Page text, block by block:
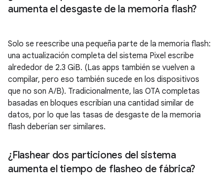
aumenta el desgaste de la memoria flash?
Solo se reescribe una pequeña parte de la memoria flash:
una actualización completa del sistema Pixel escribe
alrededor de 2.3 GiB. (Las apps también se vuelven a
compilar, pero eso también sucede en los dispositivos
que no son A/B). Tradicionalmente, las OTA completas
basadas en bloques escribían una cantidad similar de
datos, por lo que las tasas de desgaste de la memoria
flash deberían ser similares.
¿Flashear dos particiones del sistema
aumenta el tiempo de flasheo de fábrica?